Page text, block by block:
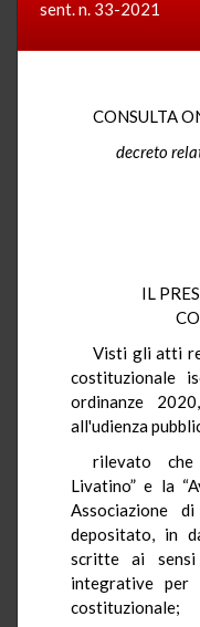
sent. n. 33-2021
CONSULTA
decreto
IL
Visti gli atti
costituzionale
ordinanze
all'udienza
rilevato
Livatino” e la
Associazione
depositato, in
scritte ai sensi
integrative
costituzionale;